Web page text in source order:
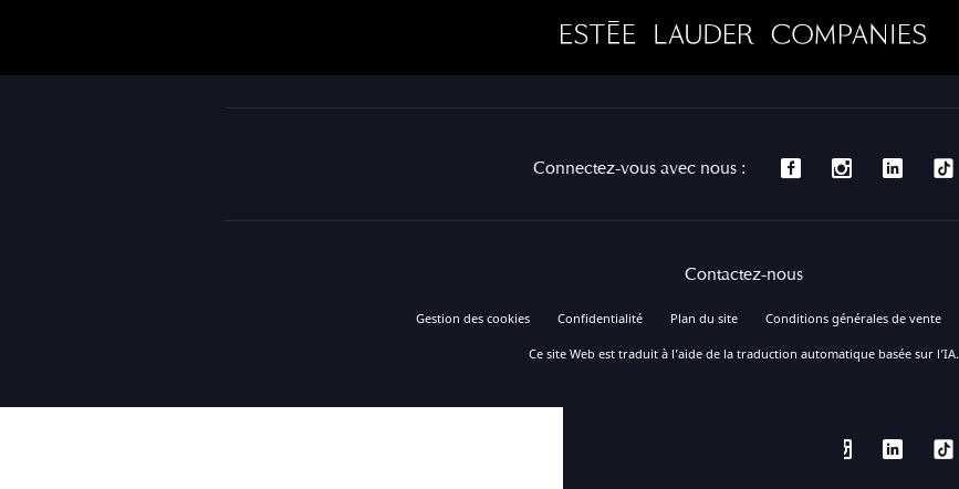
Connectez-vous avec nous :
Contactez-nous
Gestion des cookies Confidentialité Plan du site Conditions générales de vente
Ce site Web est traduit à l’aide de la traduction automatique basée sur l’IA.